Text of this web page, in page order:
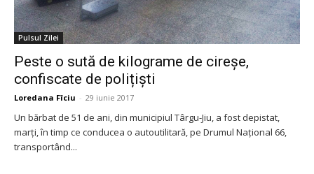
Pulsul Zilei
Peste o sută de kilograme de cireșe,
confiscate de polițiști
Loredana Fîciu - 29 iunie 2017
Un bărbat de 51 de ani, din municipiul Târgu-Jiu, a fost depistat,
marți, în timp ce conducea o autoutilitară, pe Drumul Național 66,
transportând...